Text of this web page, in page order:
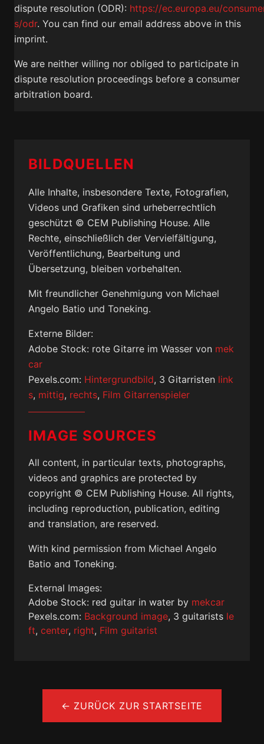
dispute resolution (ODR): https://ec.europa.eu/
s/odr. You can find our email address above in this
imprint.
We are neither willing nor obliged to participate in
dispute resolution proceedings before a consumer
arbitration board.
BILDQUELLEN
Alle Inhalte, insbesondere Texte, Fotografien,
Videos und Grafiken sind urheberrechtlich
geschützt © CEM Publishing House. Alle
Rechte, einschließlich der Vervielfältigung,
Veröffentlichung, Bearbeitung und
Übersetzung, bleiben vorbehalten.
Mit freundlicher Genehmigung von Michael
Angelo Batio und Toneking.
Externe Bilder:
Adobe Stock: rote Gitarre im Wasser von mek
car
Pexels.com: Hintergrundbild, 3 Gitarristen link
s, mittig, rechts, Film Gitarrenspieler
IMAGE SOURCES
All content, in particular texts, photographs,
videos and graphics are protected by
copyright © CEM Publishing House. All rights,
including reproduction, publication, editing
and translation, are reserved.
With kind permission from Michael Angelo
Batio and Toneking.
External Images:
Adobe Stock: red guitar in water by mekcar
Pexels.com: Background image, 3 guitarists le
ft, center, right, Film guitarist
← ZURÜCK ZUR STARTSEITE